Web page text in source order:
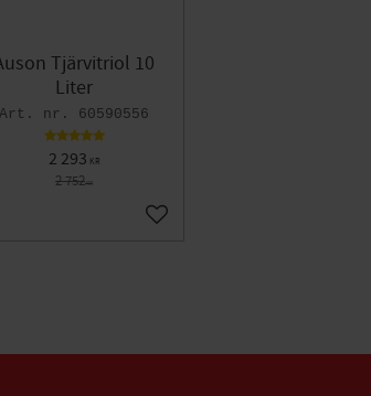
Tjärvitriol 10
Liter
60590556
2 293 KR
2 752KR
Lägg till i favoriter